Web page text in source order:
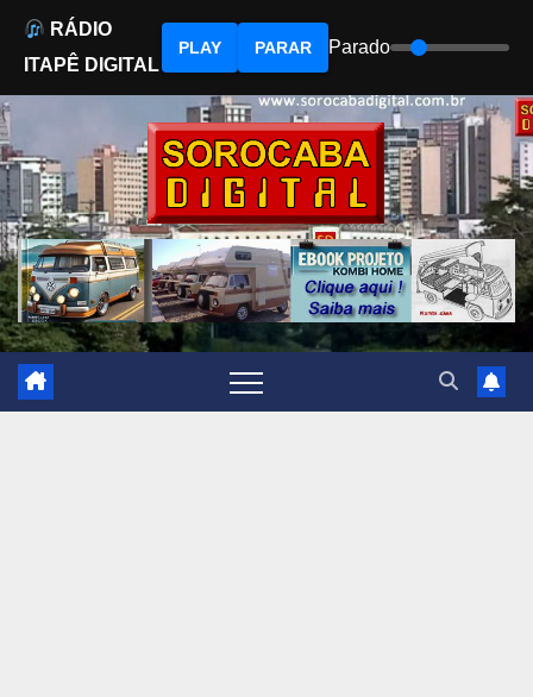
to
content
RÁDIO
ITAPÊ DIGITAL
PLAY PARAR Parado